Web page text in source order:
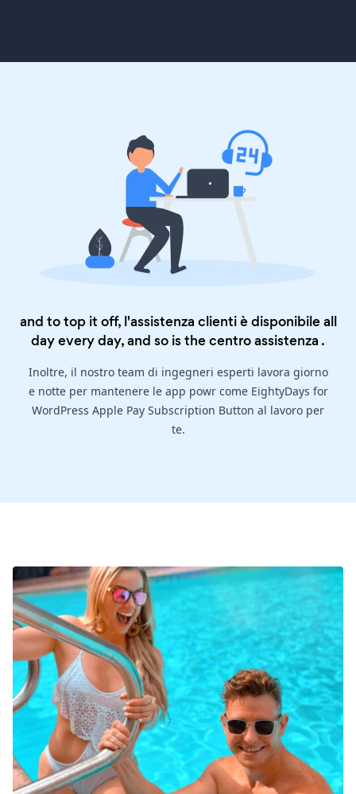
and to top it off, l'assistenza clienti è disponibile all
day every day, and so is thecentro assistenza .
Inoltre, il nostro team di ingegneri esperti lavora giorno
e notte per mantenere le app powr come EightyDays for
WordPress Apple Pay Subscription Button al lavoro per
te.